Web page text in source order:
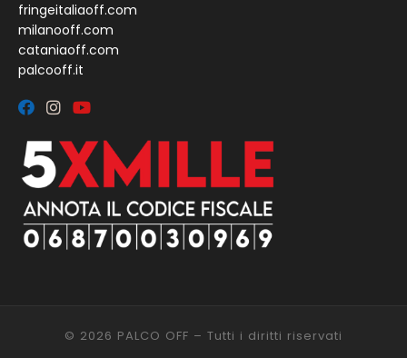
fringeitaliaoff.com
milanooff.com
cataniaoff.com
palcooff.it
© 2026 PALCO OFF – Tutti i diritti riservati